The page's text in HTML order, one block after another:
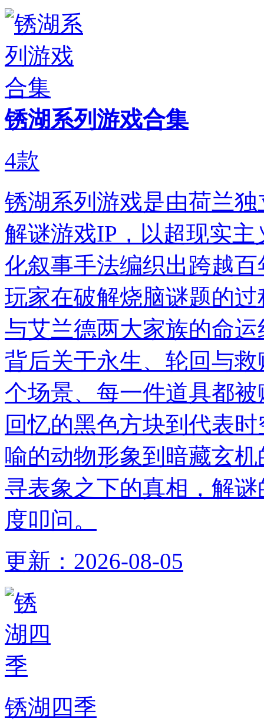
锈湖系列游戏合集
4款
锈湖系列游戏是由荷兰
解谜游戏IP，以超现实
化叙事手法编织出跨越
玩家在破解烧脑谜题的
与艾兰德两大家族的命
背后关于永生、轮回与
个场景、每一件道具都
回忆的黑色方块到代表
喻的动物形象到暗藏玄
寻表象之下的真相，解
度叩问。
更新： 2026-08-05
锈湖四季